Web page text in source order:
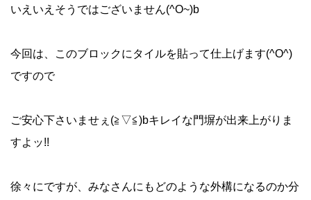
いえいえそうではございません(^O~)b
今回は、このブロックにタイルを貼って仕上げます(^O^)
ですので
ご安心下さいませぇ(≧▽≦)bキレイな門塀が出来上がりま
すよッ!!
徐々にですが、みなさんにもどのような外構になるのか分